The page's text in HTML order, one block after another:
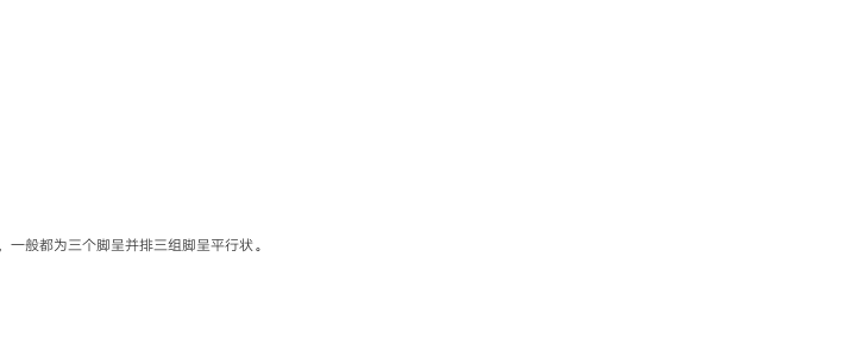
般都为三个脚呈并排三组脚呈平行状。